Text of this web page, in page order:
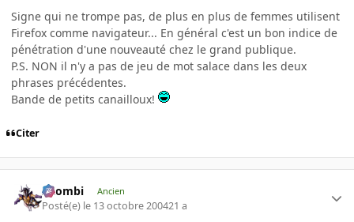
Signe qui ne trompe pas, de plus en plus de femmes utilisent
Firefox comme navigateur... En général c'est un bon indice de
pénétration d'une nouveauté chez le grand publique.
P.S. NON il n'y a pas de jeu de mot salace dans les deux
phrases précédentes.
Bande de petits canailloux!
Citer
XZombi Ancien
Posté(e) le 13 octobre 200421 a